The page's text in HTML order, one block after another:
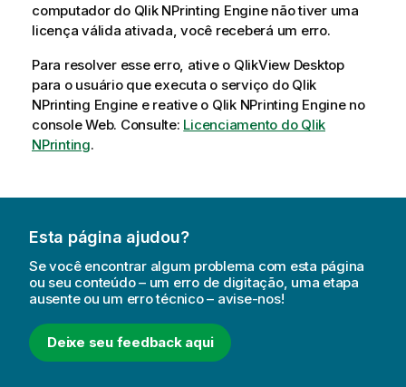
computador do Qlik NPrinting Enginenão tiver uma
licença válida ativada, você receberá um erro.
Para resolver esse erro, ative o QlikView Desktop
para o usuário que executa o serviço do Qlik
NPrinting Engine e reative o Qlik NPrinting Engineno
console Web. Consulte: Licenciamento do Qlik
NPrinting.
Esta página ajudou?
Se você encontrar algum problema com esta página
ou seu conteúdo – um erro de digitação, uma etapa
ausente ou um erro técnico – avise-nos!
Deixe seu feedback aqui